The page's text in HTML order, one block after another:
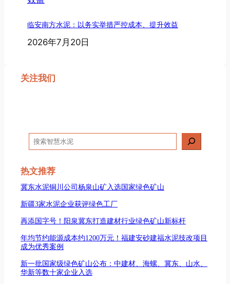
临安南方水泥：以务实举措严控成本、提升效益
2026年7月20日
关注我们
搜
索
热文推荐
冀东水泥铜川公司杨泉山矿入选国家绿色矿山
新疆3家水泥企业获评绿色工厂
再添国字号！阳泉冀东打造建材行业绿色矿山新标杆
年均节约能源成本约1200万元！福建安砂建福水泥技改项目
成为优秀案例
新一批国家级绿色矿山公布：中建材、海螺、冀东、山水、
华新等数十家企业入选